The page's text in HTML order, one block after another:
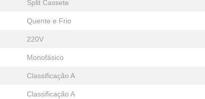
Split Cassete
Quente e Frio
220V
Monofásico
Classificação A
Classificação A